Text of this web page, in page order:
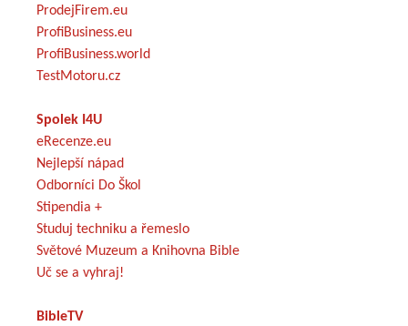
ProdejFirem.eu
ProfiBusiness.eu
ProfiBusiness.world
TestMotoru.cz
Spolek I4U
eRecenze.eu
Nejlepší nápad
Odborníci Do Škol
Stipendia +
Studuj techniku a řemeslo
Světové Muzeum a Knihovna Bible
Uč se a vyhraj!
BibleTV